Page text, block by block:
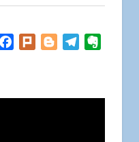
Facebook
Plurk BloggerTelegram